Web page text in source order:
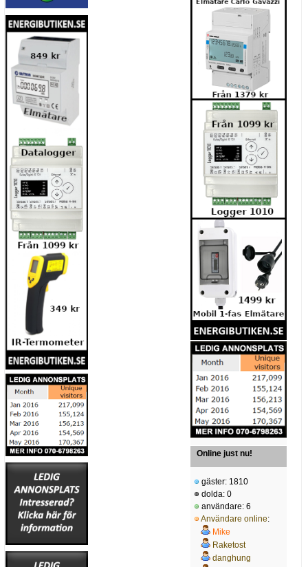
Online just nu!
gäster: 1810
dolda: 0
användare: 6
Användare online:
Mike
Raketost
danghung